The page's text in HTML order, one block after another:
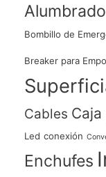
Bombillo de
Breaker para
Cables
Led conexión
Enchufes